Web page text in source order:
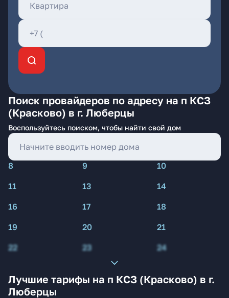
Поиск провайдеров по адресу на п КСЗ
(Красково) в г. Люберцы
Воспользуйтесь поиском, чтобы найти свой дом
8 9
10
11
13
14
16
17
18
19
20
21
22
23 24
Лучшие тарифы на п КСЗ (Красково) в г.
Люберцы